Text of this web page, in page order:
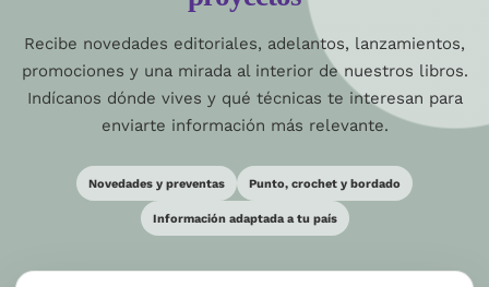
Recibe novedades editoriales, adelantos, lanzamientos,
promociones y una mirada al interior de nuestros libros.
Indícanos dónde vives y qué técnicas te interesan para
enviarte información más relevante.
Novedades y preventas Punto, crochet y bordado
Información adaptada a tu país